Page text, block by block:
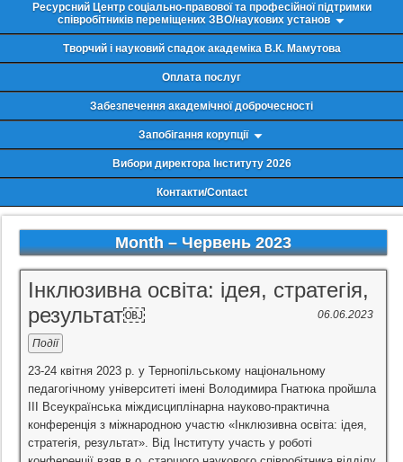
Ресурсний Центр соціально-правової та професійної підтримки
співробітників переміщених ЗВО/наукових установ
Творчий і науковий спадок академіка В.К. Мамутова
Оплата послуг
Забезпечення академічної доброчесності
Запобігання корупції
Вибори директора Інституту 2026
Контакти/Contact
Month – Червень 2023
Інклюзивна освіта: ідея, стратегія,
результат￼
06.06.2023
Події
23-24 квітня 2023 р. у Тернопільському національному
педагогічному університеті імені Володимира Гнатюка пройшла
ІІІ Всеукраїнська міждисциплінарна науково-практична
конференція з міжнародною участю «Інклюзивна освіта: ідея,
стратегія, результат». Від Інституту участь у роботі